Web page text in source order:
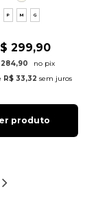
P M G
299,90
284,90
no pix
R$ 33,32 sem juros
produto